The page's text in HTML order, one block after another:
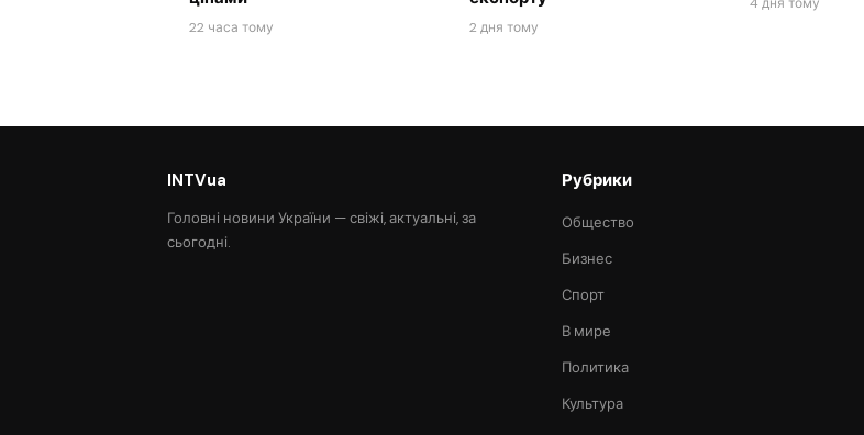
22 часа тому 2 дня тому
INTVua
Головні новини України — свіжі, актуальні, за
сьогодні.
Рубрики
Общество
Бизнес
Спорт
В мире
Политика
Культура